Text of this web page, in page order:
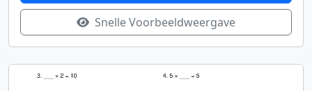
Snelle Voorbeeldweergave